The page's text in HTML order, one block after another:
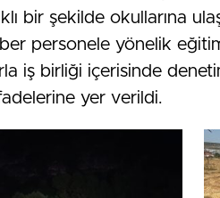
bir şekilde okullarına
personele yönelik
iş birliği içerisinde
yer verildi.